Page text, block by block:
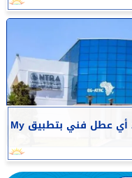
تنظيم الاتصالات في مصر: عدم وجود أي عطل فني بتطبيق My